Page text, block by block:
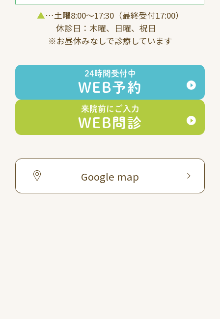
▲…土曜8:00〜17:30（最終受付17:00）
休診日：木曜、日曜、祝日
※お昼休みなしで診療しています
24時間受付中
WEB予約
来院前にご入力
WEB問診
Google map